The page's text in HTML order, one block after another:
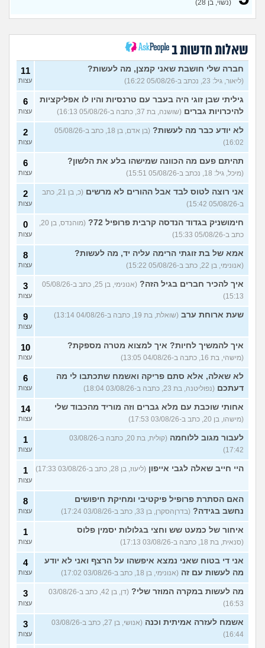
האם חוויתי תקיפה מינית?
(רוויטל, בת 24)
14
עצות
בנות,אתן הייתן "מסדרות" את
אח שלכם במצב כזה?
(לוחם שקרוב ל'חרור, בן 21)
מסאג׳יסט מעורער
(מסאג׳יסט מעורער, בן 26)
4
עצות
אנחנו מקיימים יחסים עם
בגדים וזה לא מפריע לבעלי,
מה לעשות?
(דיאנה, בת 42)
5
עצות
מחזור לאחר כמה שעות, זה
בטוח?
(שלומי, בן 21)
9
עצות
נשוי מפנטז על ליידיבויס
(מאטיטיהו, בן 37)
3
עצות
למישהו יש עצה איך לדכא את
החשק המיני?
(יפה, בת 43)
עוד שאלות חדשות במדור
(נשוי, בן 28)
שאלות חדשות ב
חברה שלי חושבת שאני קמצן, מה לעשות?
(ליאור, גיל: 23, נכתב ב-05/08/26 16:22)
11
עצות
גיליתי שבן זוגי היה בעבר עם טרנסיות והיו לו אפליקציות
להיכרויות גברים (שושנה, בת 37, כתבה ב-05/08/26 16:13)
6
עצות
לא יודע כבר מה לעשות?
(בן אדם, בן 18, כתב ב-05/08/26
16:02)
2
עצות
תהיתם פעם מה הכוונה שמישהו בלע את הלשון?
(מיכל, גיל: 18, נכתב ב-05/08/26 15:51)
6
עצות
אני רוצה לטוס לבד אבל ההורים לא מרשים
(כ, בן 21, כתב
ב-05/08/26 15:42)
2
עצות
חימושניק בגדוד הנדסה קרבית פרופיל 72?
(מוהנדס, בן 20,
כתב ב-05/08/26 15:33)
0
עצות
אמא של בת זוגתי הרימה עליה יד, מה לעשות?
(אנונימי, בן 22, כתב ב-05/08/26 15:22)
8
עצות
איך להכיר חברים בגיל הזה?
(אנונימי, בן 25, כתב ב-05/08/26
15:13)
3
עצות
שעת ארוחת ערב (שואלת, בת 19, כתבה ב-04/08/26 13:14) 9
עצות
איך להמשיך לחיות? איך למצוא מטרה מספקת?
(מישהי, בת 16, כתבה ב-04/08/26 13:05)
10
עצות
לא שאלה, אלא סתם פריקה ואשמח שתכתבו לי מה
דעתכם (נפוליטנה, בת 23, כתבה ב-03/08/26 18:04)
6
עצות
אחותי שוכבת עם מלא גברים וזה מוריד מהכבוד שלי
(מישהו, בן 20, כתב ב-03/08/26 17:53)
14
עצות
לעבור מגוב ללוחמה
(קולית, בת 20, כתבה ב-03/08/26
17:42)
1
עצות
היי חייב שאלה לגבי אייפון (ליעוז, בן 28, כתב ב-03/08/26 17:33) 1
עצות
האם הסתרת פרופיל פיקטיבי ומחיקת חיפושים
נחשב בגידה? (בדרןהסקרן, בן 33, כתב ב-03/08/26 17:24)
8
עצות
איחור של כמעט שש וחצי בגלולות יסמין פלוס
(סנאית, בת 18, כתבה ב-03/08/26 17:13)
1
עצות
אני די בטוח שאני נמצא איפשהו על הרצף ואני לא יודע
מה לעשות עם זה (אנונימי, בן 18, כתב ב-03/08/26 17:02)
4
עצות
מה לעשות במקרה המוזר שלי?
(דן, בן 42, כתב ב-03/08/26
16:53)
3
עצות
אשמח לעזרה אמיתית וכנה
(אנושי, בן 27, כתב ב-03/08/26
16:44)
3
עצות